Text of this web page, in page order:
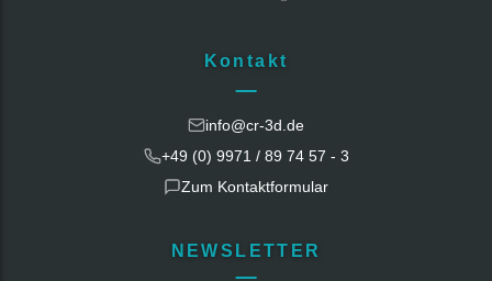
Kontakt
info@cr-3d.de
+49 (0) 9971 / 89 74 57 - 3
Zum Kontaktformular
NEWSLETTER